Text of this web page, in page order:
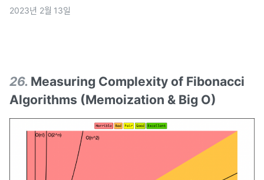
2023년 2월 13일
26. Measuring Complexity of Fibonacci
Algorithms (Memoization & Big O)